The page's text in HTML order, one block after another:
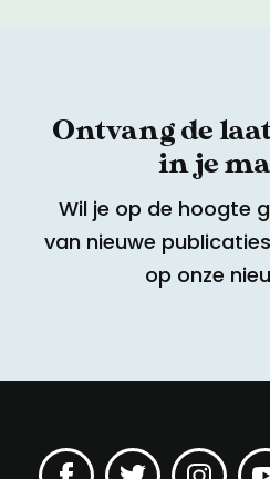
Ontvang de
in je
Wil je op de hoogte
van nieuwe
op onze